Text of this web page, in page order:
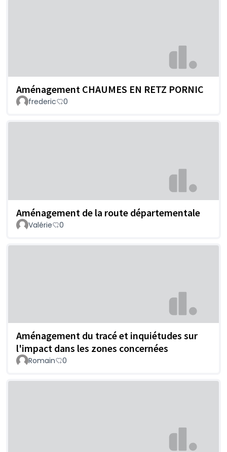
Aménagement CHAUMES EN RETZ PORNIC
frederic 0
Aménagement de la route départementale
Valérie 0
Aménagement du tracé et inquiétudes sur
l'impact dans les zones concernées
Romain 0